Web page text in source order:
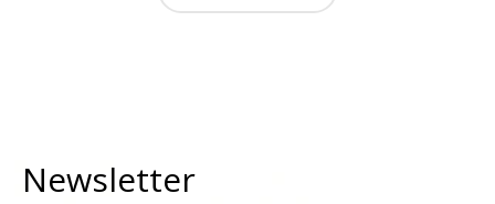
Newsletter